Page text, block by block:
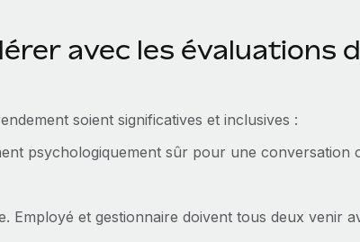
avec les évaluations
soient significatives et inclusives :
psychologiquement sûr pour une conversation
Employé et gestionnaire doivent tous deux venir